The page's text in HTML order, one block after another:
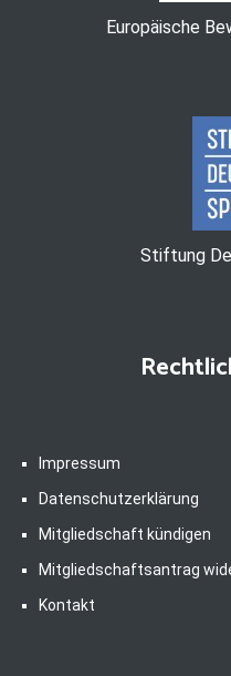
Europäische
Stiftung
Impressum
Datenschutzerklärung
Mitgliedschaft kündigen
Mitgliedschaftsantrag
Kontakt